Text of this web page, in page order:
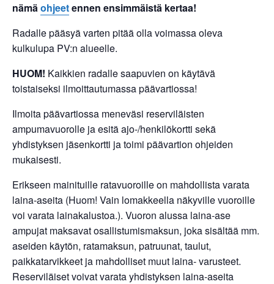
nämäohjeetennen ensimmäistä kertaa!
Radalle pääsyä varten pitää olla voimassa oleva
kulkulupa PV:n alueelle.
HUOM! Kaikkien radalle saapuvien on käytävä
toistaiseksi ilmoittautumassa päävartiossa!
Ilmoita päävartiossa meneväsi reserviläisten
ampumavuorolle ja esitä ajo-/henkilökortti sekä
yhdistyksen jäsenkortti ja toimi päävartion ohjeiden
mukaisesti.
Erikseen mainituille ratavuoroille on mahdollista varata
laina-aseita (Huom! Vain lomakkeella näkyville vuoroille
voi varata lainakalustoa.). Vuoron alussa laina-ase
ampujat maksavat osallistumismaksun, joka sisältää mm.
aseiden käytön, ratamaksun, patruunat, taulut,
paikkatarvikkeet ja mahdolliset muut laina- varusteet.
Reserviläiset voivat varata yhdistyksen laina-aseita